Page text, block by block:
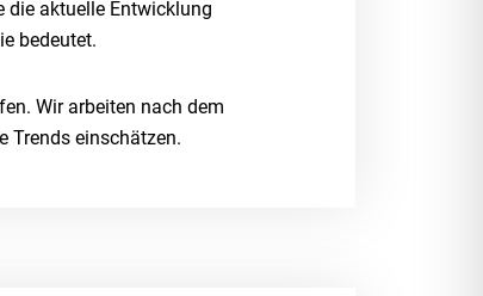
die aktuelle Entwicklung
bedeutet.
Wir arbeiten nach dem
Trends einschätzen.